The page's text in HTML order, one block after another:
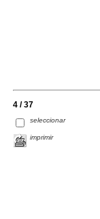
4 / 37
seleccionar
imprimir